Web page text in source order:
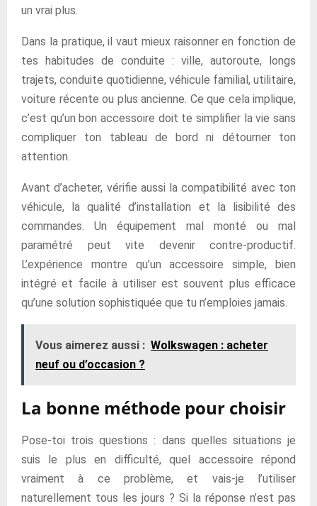
un vrai plus.
Dans la pratique, il vaut mieux raisonner en fonction de
tes habitudes de conduite : ville, autoroute, longs
trajets, conduite quotidienne, véhicule familial, utilitaire,
voiture récente ou plus ancienne. Ce que cela implique,
c’est qu’un bon accessoire doit te simplifier la vie sans
compliquer ton tableau de bord ni détourner ton
attention.
Avant d’acheter, vérifie aussi la compatibilité avec ton
véhicule, la qualité d’installation et la lisibilité des
commandes. Un équipement mal monté ou mal
paramétré peut vite devenir contre-productif.
L’expérience montre qu’un accessoire simple, bien
intégré et facile à utiliser est souvent plus efficace
qu’une solution sophistiquée que tu n’emploies jamais.
Vous aimerez aussi : Wolkswagen : acheter
neuf ou d’occasion ?
La bonne méthode pour choisir
Pose-toi trois questions : dans quelles situations je
suis le plus en difficulté, quel accessoire répond
vraiment à ce problème, et vais-je l’utiliser
naturellement tous les jours ? Si la réponse n’est pas